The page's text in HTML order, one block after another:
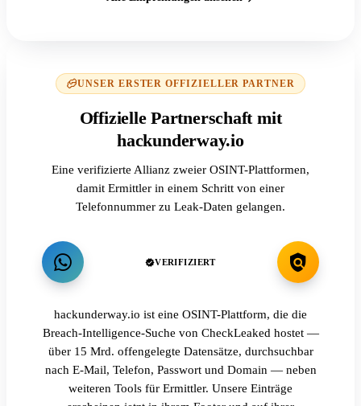
UNSER ERSTER OFFIZIELLER PARTNER
Offizielle Partnerschaft mit
hackunderway.io
Eine verifizierte Allianz zweier OSINT-Plattformen,
damit Ermittler in einem Schritt von einer
Telefonnummer zu Leak-Daten gelangen.
VERIFIZIERT
hackunderway.io ist eine OSINT-Plattform, die die
Breach-Intelligence-Suche von CheckLeaked hostet —
über 15 Mrd. offengelegte Datensätze, durchsuchbar
nach E-Mail, Telefon, Passwort und Domain — neben
weiteren Tools für Ermittler. Unsere Einträge